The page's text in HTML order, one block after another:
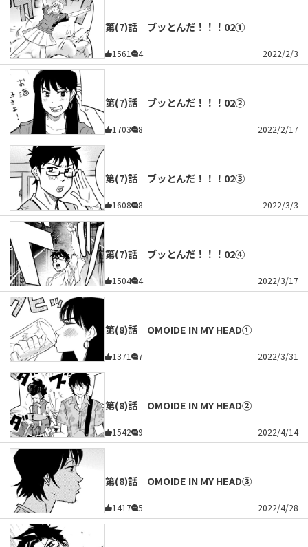
第(7)話 ブッとんだ！！！02①
1561 4 2022/2/3
第(7)話 ブッとんだ！！！02②
1703 8 2022/2/17
第(7)話 ブッとんだ！！！02③
1608 8 2022/3/3
第(7)話 ブッとんだ！！！02④
1504 4 2022/3/17
第(8)話 OMOIDE IN MY HEAD①
1371 7 2022/3/31
第(8)話 OMOIDE IN MY HEAD②
1542 9 2022/4/14
第(8)話 OMOIDE IN MY HEAD③
1417 5 2022/4/28